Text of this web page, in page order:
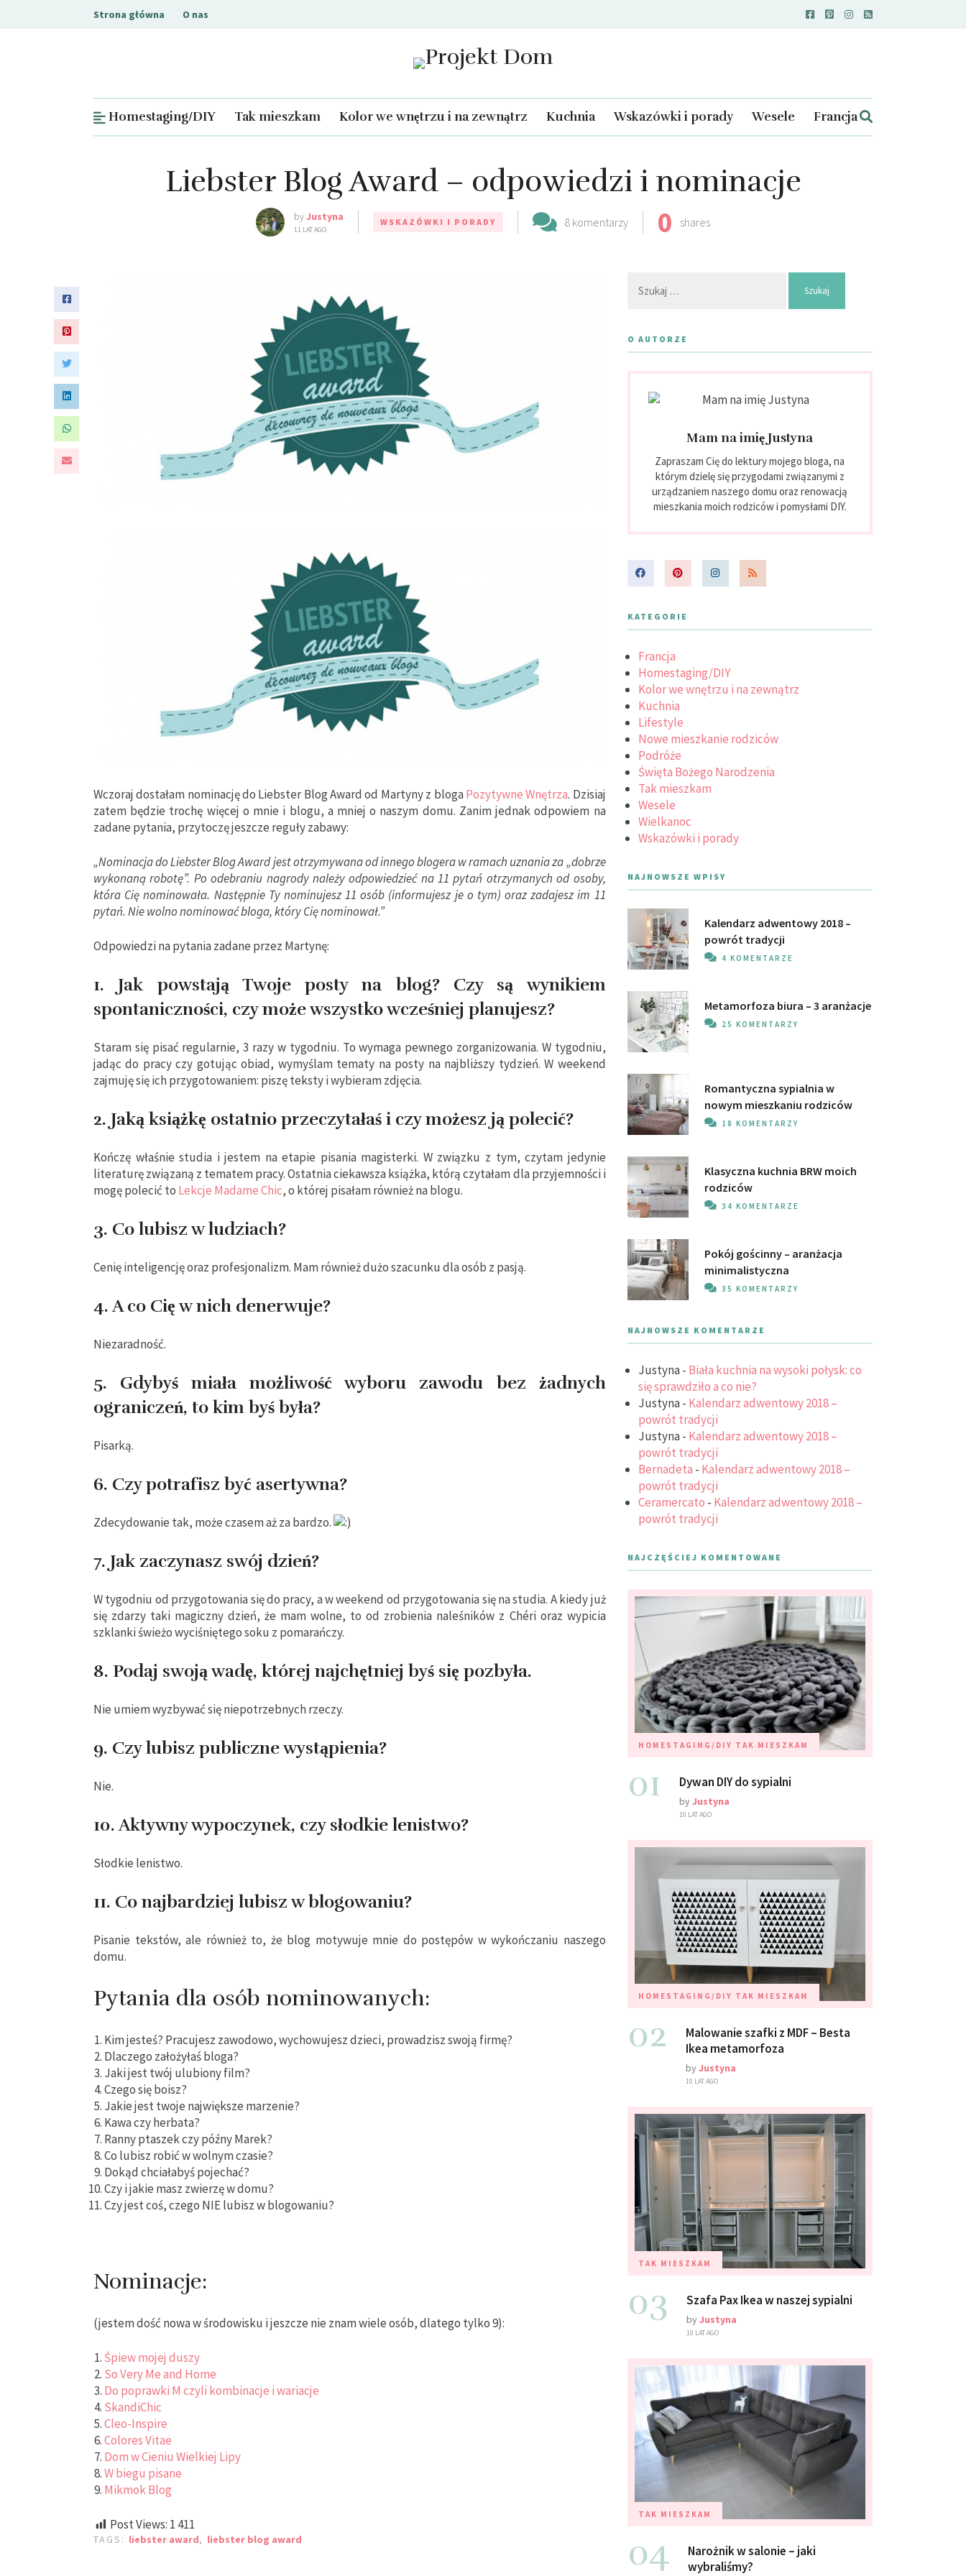
Strona główna O nas
Projekt Dom
Homestaging/DIY Tak mieszkam Kolor we wnętrzu i na zewnątrz Kuchnia Wskazówki i porady Wesele Francja
Liebster Blog Award – odpowiedzi i nominacje
byJustyna
11 LAT AGO
WSKAZÓWKI I PORADY 8 komentarzy 0 shares
Wczoraj dostałam nominację do Liebster Blog Award od Martyny z blogaPozytywne Wnętrza. Dzisiaj
zatem będzie trochę więcej o mnie i blogu, a mniej o naszym domu. Zanim jednak odpowiem na
zadane pytania, przytoczę jeszcze reguły zabawy:
„Nominacja do Liebster Blog Award jest otrzymywana od innego blogera w ramach uznania za „dobrze
wykonaną robotę”. Po odebraniu nagrody należy odpowiedzieć na 11 pytań otrzymanych od osoby,
która Cię nominowała. Następnie Ty nominujesz 11 osób (informujesz je o tym) oraz zadajesz im 11
pytań. Nie wolno nominować bloga, który Cię nominował.”
Odpowiedzi na pytania zadane przez Martynę:
1. Jak powstają Twoje posty na blog? Czy są wynikiem
spontaniczności, czy może wszystko wcześniej planujesz?
Staram się pisać regularnie, 3 razy w tygodniu. To wymaga pewnego zorganizowania. W tygodniu,
jadąc do pracy czy gotując obiad, wymyślam tematy na posty na najbliższy tydzień. W weekend
zajmuję się ich przygotowaniem: piszę teksty i wybieram zdjęcia.
2. Jaką książkę ostatnio przeczytałaś i czy możesz ją polecić?
Kończę właśnie studia i jestem na etapie pisania magisterki. W związku z tym, czytam jedynie
literaturę związaną z tematem pracy. Ostatnia ciekawsza książka, którą czytałam dla przyjemności i
mogę polecić to Lekcje Madame Chic, o której pisałam również na blogu.
3. Co lubisz w ludziach?
Cenię inteligencję oraz profesjonalizm. Mam również dużo szacunku dla osób z pasją.
4. A co Cię w nich denerwuje?
Niezaradność.
5. Gdybyś miała możliwość wyboru zawodu bez żadnych
ograniczeń, to kim byś była?
Pisarką.
6. Czy potrafisz być asertywna?
Zdecydowanie tak, może czasem aż za bardzo.
7. Jak zaczynasz swój dzień?
W tygodniu od przygotowania się do pracy, a w weekend od przygotowania się na studia. A kiedy już
się zdarzy taki magiczny dzień, że mam wolne, to od zrobienia naleśników z Chéri oraz wypicia
szklanki świeżo wyciśniętego soku z pomarańczy.
8. Podaj swoją wadę, której najchętniej byś się pozbyła.
Nie umiem wyzbywać się niepotrzebnych rzeczy.
9. Czy lubisz publiczne wystąpienia?
Nie.
10. Aktywny wypoczynek, czy słodkie lenistwo?
Słodkie lenistwo.
11. Co najbardziej lubisz w blogowaniu?
Pisanie tekstów, ale również to, że blog motywuje mnie do postępów w wykończaniu naszego
domu.
Pytania dla osób nominowanych:
Kim jesteś? Pracujesz zawodowo, wychowujesz dzieci, prowadzisz swoją firmę?
Dlaczego założyłaś bloga?
Jaki jest twój ulubiony film?
Czego się boisz?
Jakie jest twoje największe marzenie?
Kawa czy herbata?
Ranny ptaszek czy późny Marek?
Co lubisz robić w wolnym czasie?
Dokąd chciałabyś pojechać?
Czy i jakie masz zwierzę w domu?
Czy jest coś, czego NIE lubisz w blogowaniu?
Nominacje:
(jestem dość nowa w środowisku i jeszcze nie znam wiele osób, dlatego tylko 9):
Śpiew mojej duszy
So Very Me and Home
Do poprawki M czyli kombinacje i wariacje
SkandiChic
Cleo-Inspire
Colores Vitae
Dom w Cieniu Wielkiej Lipy
W biegu pisane
Mikmok Blog
Post Views: 1 411
TAGS: liebster award, liebster blog award
O AUTORZE
Mam na imię Justyna
Zapraszam Cię do lektury mojego bloga, na
którym dzielę się przygodami związanymi z
urządzaniem naszego domu oraz renowacją
mieszkania moich rodziców i pomysłami DIY.
KATEGORIE
Francja
Homestaging/DIY
Kolor we wnętrzu i na zewnątrz
Kuchnia
Lifestyle
Nowe mieszkanie rodziców
Podróże
Święta Bożego Narodzenia
Tak mieszkam
Wesele
Wielkanoc
Wskazówki i porady
NAJNOWSZE WPISY
Kalendarz adwentowy 2018 –
powrót tradycji
4 KOMENTARZE
Metamorfoza biura – 3 aranżacje
25 KOMENTARZY
Romantyczna sypialnia w
nowym mieszkaniu rodziców
18 KOMENTARZY
Klasyczna kuchnia BRW moich
rodziców
34 KOMENTARZE
Pokój gościnny – aranżacja
minimalistyczna
35 KOMENTARZY
NAJNOWSZE KOMENTARZE
Justyna- Biała kuchnia na wysoki połysk: co
się sprawdziło a co nie?
Justyna- Kalendarz adwentowy 2018 –
powrót tradycji
Justyna- Kalendarz adwentowy 2018 –
powrót tradycji
Bernadeta - Kalendarz adwentowy 2018 –
powrót tradycji
Ceramercato - Kalendarz adwentowy 2018 –
powrót tradycji
NAJCZĘŚCIEJ KOMENTOWANE
HOMESTAGING/DIY TAK MIESZKAM
01 Dywan DIY do sypialni
byJustyna
10 LAT AGO
HOMESTAGING/DIY TAK MIESZKAM
02
Malowanie szafki z MDF – Besta
Ikea metamorfoza
byJustyna
10 LAT AGO
TAK MIESZKAM
03 Szafa Pax Ikea w naszej sypialni
byJustyna
10 LAT AGO
TAK MIESZKAM
04
Narożnik w salonie – jaki
wybraliśmy?